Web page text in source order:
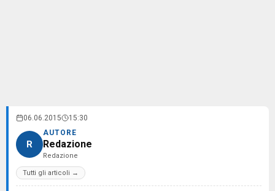
06.06.2015 15:30
R
AUTORE
Redazione
Redazione
Tutti gli articoli →